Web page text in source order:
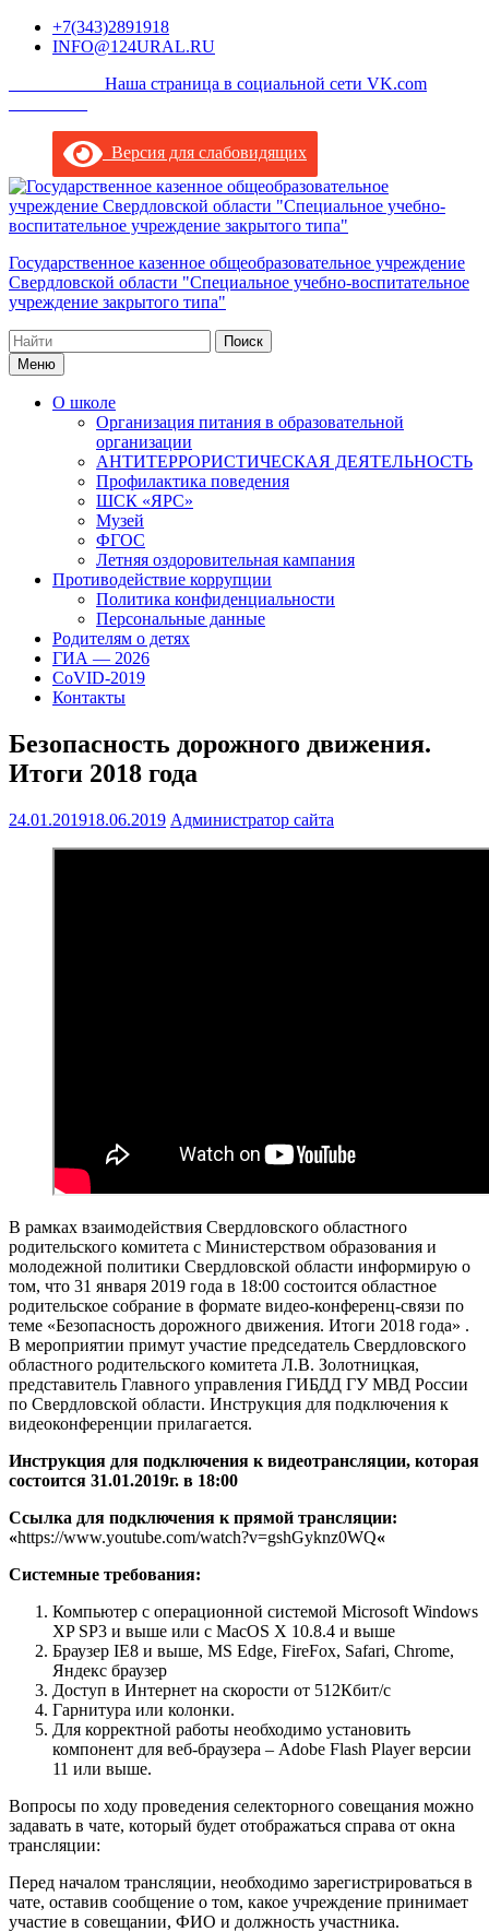
Перейти+7(343)2891918
INFO@124URAL.RU
___________Наша страница в социальной сети VK.com
Версия для слабовидящих
Государственное казенное общеобразовательное учреждение
Свердловской области "Специальное учебно-воспитательное
учреждение закрытого типа"
Поиск
по:Меню
О школе
Организация питания в образовательной
организации
АНТИТЕРРОРИСТИЧЕСКАЯ ДЕЯТЕЛЬНОСТЬ
Профилактика поведения
ШСК «ЯРС»
Музей
ФГОС
Летняя оздоровительная кампания
Противодействие коррупции
Политика конфиденциальности
Персональные данные
Родителям о детях
ГИА — 2026
CoVID-2019
Контакты
Безопасность дорожного движения.
Итоги 2018 года
24.01.201918.06.2019 Администратор сайта
В рамках взаимодействия Свердловского областного
родительского комитета с Министерством образования и
молодежной политики Свердловской области информирую о
том, что 31 января 2019 года в 18:00 состоится областное
родительское собрание в формате видео-конференц-связи по
теме «Безопасность дорожного движения. Итоги 2018 года» .
В мероприятии примут участие председатель Свердловского
областного родительского комитета Л.В. Золотницкая,
представитель Главного управления ГИБДД ГУ МВД России
по Свердловской области. Инструкция для подключения к
видеоконференции прилагается.
Инструкция для подключения к видеотрансляции, которая
состоится 31.01.2019г. в 18:00
Ссылка для подключения к прямой трансляции:
«https://www.youtube.com/watch?v=gshGyknz0WQ«
Системные требования:
Компьютер с операционной системой Microsoft Windows
XP SP3 и выше или с MacOS X 10.8.4 и выше
Браузер IE8 и выше, MS Edge, FireFox, Safari, Chrome,
Яндекс браузер
Доступ в Интернет на скорости от 512Кбит/с
Гарнитура или колонки.
Для корректной работы необходимо установить
компонент для веб-браузера – Adobe Flash Player версии
11 или выше.
Вопросы по ходу проведения селекторного совещания можно
задавать в чате, который будет отображаться справа от окна
трансляции:
Перед началом трансляции, необходимо зарегистрироваться в
чате, оставив сообщение о том, какое учреждение принимает
участие в совещании, ФИО и должность участника.